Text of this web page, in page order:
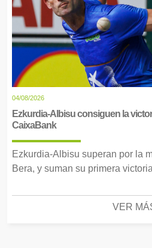
04/08/2026
Ezkurdia-Albisu consiguen la
CaixaBank
Ezkurdia-Albisu superan por la
Bera, y suman su primera
VER